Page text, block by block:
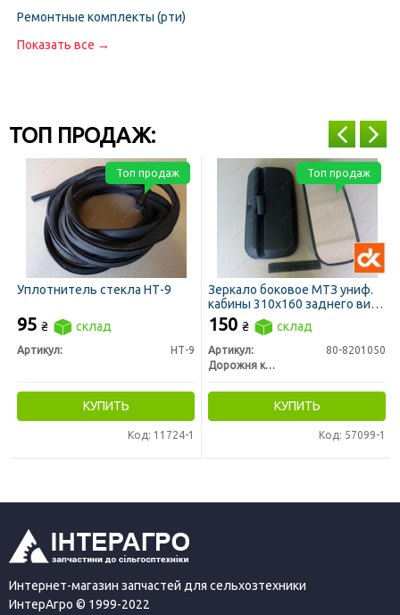
Ремонтные комплекты (рти)
Показать все →
ТОП ПРОДАЖ:
Уплотнитель стекла НТ-9
95 ₴ склад
Артикул: НТ-9
КУПИТЬ
Код: 11724-1
Топ продаж
Зеркало боковое МТЗ униф.
кабины 310х160 заднего вида
(ДК)
150 ₴ склад
Артикул:
80-8201050
Дорожня карта
КУПИТЬ
Код: 57099-1
Топ продаж
Интернет-магазин запчастей для сельхозтехники
ИнтерАгро © 1999-2022